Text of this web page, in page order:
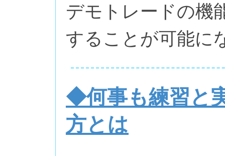
デモトレードの機
することが可能に
◆何事も練習と
方とは